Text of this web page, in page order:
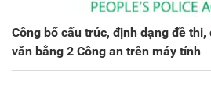
Công bố cấu trúc, định dạng đề
văn bằng 2 Công an trên máy tính